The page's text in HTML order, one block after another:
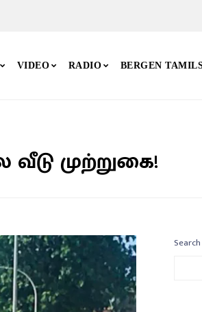
VIDEO RADIO BERGEN
முற்றுகை!
Search